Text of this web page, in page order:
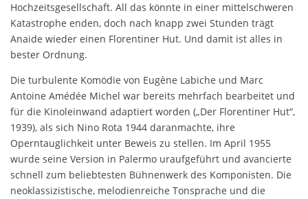
Hochzeitsgesellschaft. All das könnte in einer mittelschweren
Katastrophe enden, doch nach knapp zwei Stunden trägt
Anaide wieder einen Florentiner Hut. Und damit ist alles in
bester Ordnung.
Die turbulente Komödie von Eugène Labiche und Marc
Antoine Amédée Michel war bereits mehrfach bearbeitet und
für die Kinoleinwand adaptiert worden („Der Florentiner Hut“,
1939), als sich Nino Rota 1944 daranmachte, ihre
Operntauglichkeit unter Beweis zu stellen. Im April 1955
wurde seine Version in Palermo uraufgeführt und avancierte
schnell zum beliebtesten Bühnenwerk des Komponisten. Die
neoklassizistische, melodienreiche Tonsprache und die